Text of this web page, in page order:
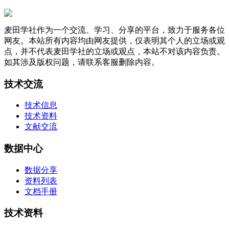
麦田学社作为一个交流、学习、分享的平台，致力于服务各位
网友。本站所有内容均由网友提供，仅表明其个人的立场或观
点，并不代表麦田学社的立场或观点，本站不对该内容负责。
如其涉及版权问题，请联系客服删除内容。
技术交流
技术信息
技术资料
文献交流
数据中心
数据分享
资料列表
文档手册
技术资料